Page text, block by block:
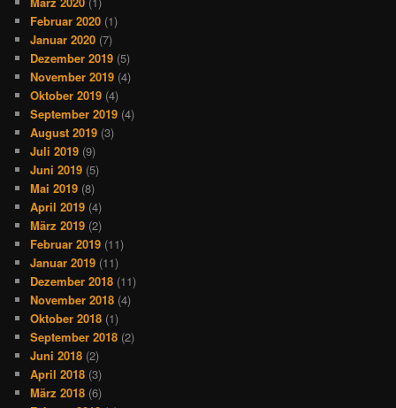
Februar 2020 (1)
Januar 2020 (7)
Dezember 2019 (5)
November 2019 (4)
Oktober 2019 (4)
September 2019 (4)
August 2019 (3)
Juli 2019 (9)
Juni 2019 (5)
Mai 2019 (8)
April 2019 (4)
März 2019 (2)
Februar 2019 (11)
Januar 2019 (11)
Dezember 2018 (11)
November 2018 (4)
Oktober 2018 (1)
September 2018 (2)
Juni 2018 (2)
April 2018 (3)
März 2018 (6)